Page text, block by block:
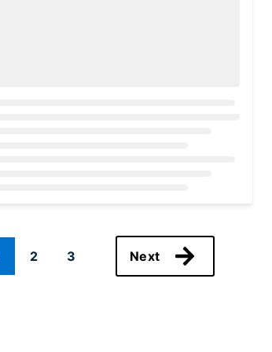
2 3 Next